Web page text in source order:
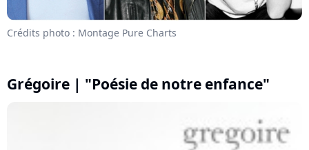
Crédits photo : Montage Pure Charts
Grégoire | "Poésie de notre enfance"